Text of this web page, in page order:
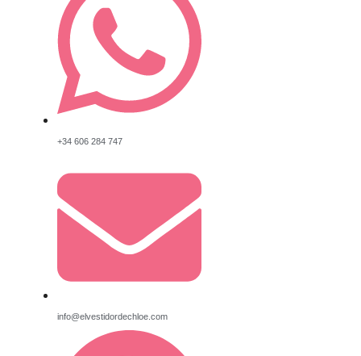
+34 606 284 747
info@elvestidordechloe.com